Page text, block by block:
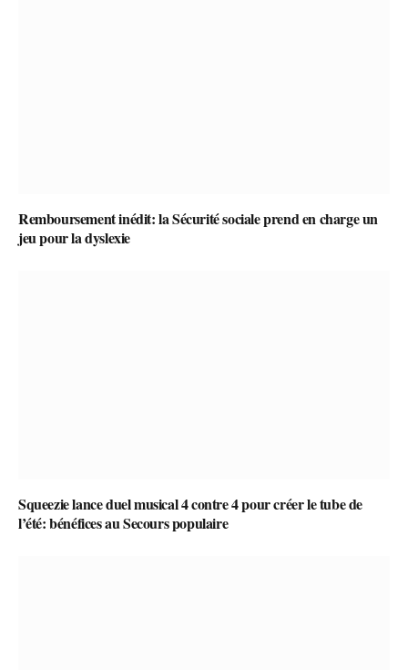
Remboursement inédit: la Sécurité sociale prend en charge un
jeu pour la dyslexie
Squeezie lance duel musical 4 contre 4 pour créer le tube de
l’été: bénéfices au Secours populaire